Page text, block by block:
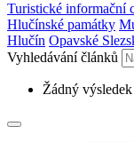
Turistické informační
Hlučínské památky
Hlučín Opavské
Vyhledávání článků
Žádný